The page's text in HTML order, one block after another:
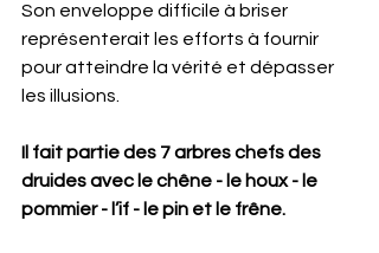
Son enveloppe difficile à briser
représenterait les efforts à fournir
pour atteindre la vérité et dépasser
les illusions.
Il fait partie des 7 arbres chefs des
druides avec le chêne - le houx - le
pommier - l’if - le pin et le frêne.